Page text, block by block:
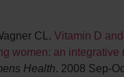
CL. Vitamin D
women: an integrative
Health. 2008 Sep-